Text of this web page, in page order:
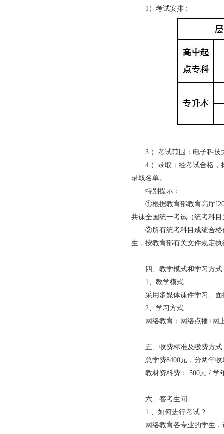
1）考试安排 :
3 ）考试范围：电子科
4 ）录取：经考试合格
录取名单。
特别提示：
①根据教育部教育高厅
共课全国统一考试（统考科
②所有统考科目成绩合格
生，按教育部有关文件规定执
四、教学模式和学习方式
1、教学模式
采用多媒体课件学习、
2、学习方式
网络教育：网络点播+网
五、收费标准及缴费方式
总学费8400元，分两年
教材资料费： 500元 / 学
六、答考生问
1 、如何进行考试？
网络教育各专业的学生